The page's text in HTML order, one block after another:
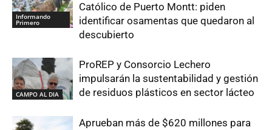
Informando
Primero
Católico de Puerto Montt: piden
identificar osamentas que quedaron al
descubierto
CAMPO AL DIA
ProREP y Consorcio Lechero
impulsarán la sustentabilidad y gestión
de residuos plásticos en sector lácteo
Aprueban más de $620 millones para